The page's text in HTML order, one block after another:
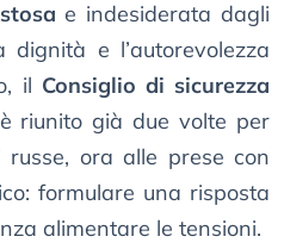
e indesiderata dagli
e l’autorevolezza
il Consiglio di sicurezza
riunito già due volte per
ora alle prese con
formulare una risposta
alimentare le tensioni.